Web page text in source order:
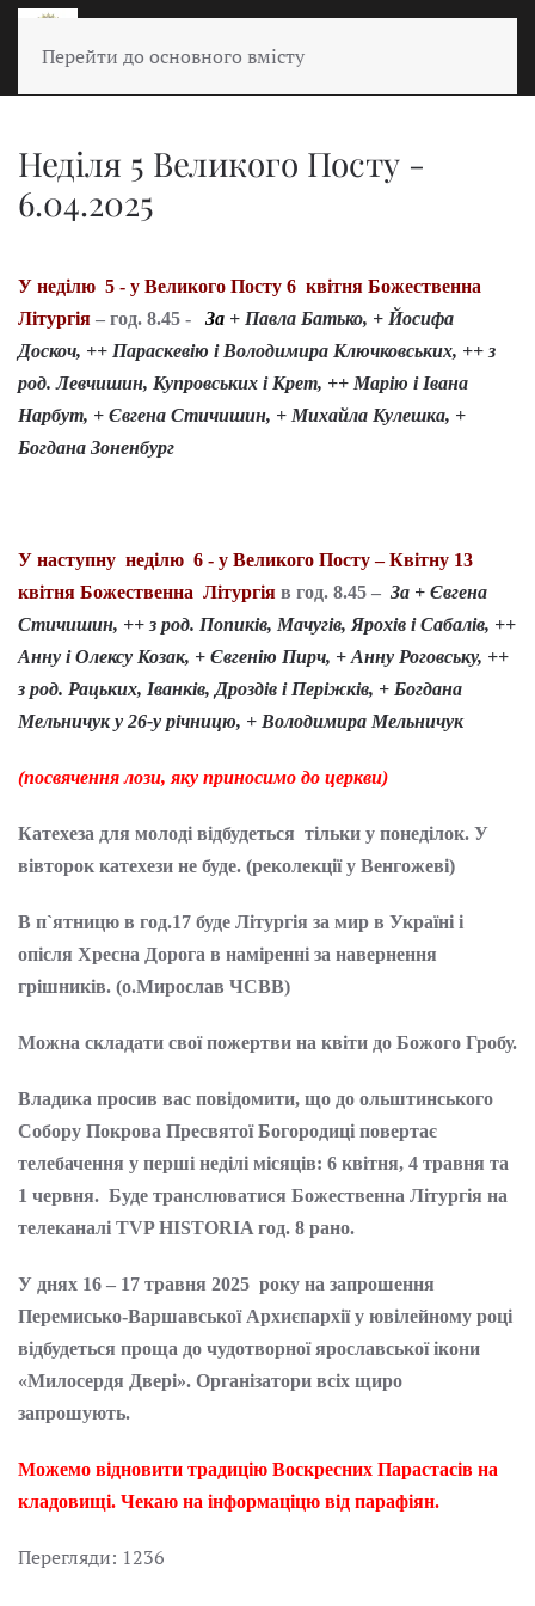
Перейти до основного вмісту
Неділя 5 Великого Посту -
6.04.2025
У неділю 5 - у Великого Посту 6 квітня Божественна
Літургія – год. 8.45 - За + Павла Батько, + Йосифа
Доскоч, ++ Параскевію і Володимира Ключковських, ++ з
род. Левчишин, Купровських і Крет, ++ Марію і Івана
Нарбут, + Євгена Стичишин, + Михайла Кулешка, +
Богдана Зоненбург
У наступну неділю 6 - у Великого Посту – Квітну 13
квітня Божественна Літургія в год. 8.45 – За + Євгена
Стичишин, ++ з род. Попиків, Мачугів, Ярохів і Сабалів, ++
Анну і Олексу Козак, + Євгенію Пирч, + Анну Роговську, ++
з род. Рацьких, Іванків, Дроздів і Періжків, + Богдана
Мельничук у 26-у річницю, + Володимира Мельничук
(посвячення лози, яку приносимо до церкви)
Катехеза для молоді відбудеться тільки у понеділок. У
вівторок катехези не буде. (реколекції у Венгожеві)
В п`ятницю в год.17 буде Літургія за мир в Україні і
опісля Хресна Дорога в наміренні за навернення
грішників. (о.Мирослав ЧСВВ)
Можна складати свої пожертви на квіти до Божого Гробу.
Владика просив вас повідомити, що до ольштинського
Собору Покрова Пресвятої Богородиці повертає
телебачення у перші неділі місяців: 6 квітня, 4 травня та
1 червня. Буде транслюватися Божественна Літургія на
телеканалі TVP HISTORIA год. 8 рано.
У днях 16 – 17 травня 2025 року на запрошення
Перемисько-Варшавської Архиєпархії у ювілейному році
відбудеться проща до чудотворної ярославської ікони
«Милосердя Двері». Організатори всіх щиро
запрошують.
Можемо відновити традицію Воскресних Парастасів на
кладовищі. Чекаю на інформаціцю від парафіян.
Перегляди: 1236